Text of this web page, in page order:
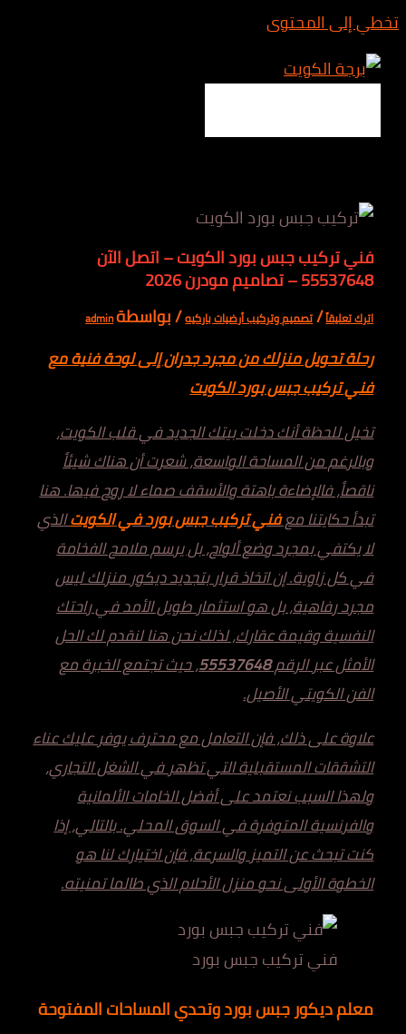
تخطي إلى المحتوى
فني تركيب جبس بورد الكويت – اتصل الآن
55537648 – تصاميم مودرن 2026
اترك تعليقاً/تصميم وتركيب أرضيات باركيه/ بواسطةadmin
رحلة تحويل منزلك من مجرد جدران إلى لوحة فنية مع
فني تركيب جبس بورد الكويت
تخيل للحظة أنك دخلت بيتك الجديد في قلب الكويت،
وبالرغم من المساحة الواسعة، شعرت أن هناك شيئاً
ناقصاً، فالإضاءة باهتة والأسقف صماء لا روح فيها. هنا
تبدأ حكايتنا معفني تركيب جبس بورد فيالكويتالذي
لا يكتفي بمجرد وضع ألواح، بل يرسم ملامح الفخامة
في كل زاوية. إن اتخاذ قرار بتجديد ديكور منزلك ليس
مجرد رفاهية، بل هو استثمار طويل الأمد في راحتك
النفسية وقيمة عقارك، لذلك نحن هنا لنقدم لك الحل
الأمثل عبر الرقم55537648، حيث تجتمع الخبرة مع
الفن الكويتي الأصيل.
علاوة على ذلك، فإن التعامل مع محترف يوفر عليك عناء
التشققات المستقبلية التي تظهر في الشغل التجاري،
ولهذا السبب نعتمد على أفضل الخامات الألمانية
والفرنسية المتوفرة في السوق المحلي. بالتالي، إذا
كنت تبحث عن التميز والسرعة، فإن اختيارك لنا هو
الخطوة الأولى نحو منزل الأحلام الذي طالما تمنيته.
فني تركيب جبس بورد
معلم ديكور جبس بورد وتحدي المساحات المفتوحة